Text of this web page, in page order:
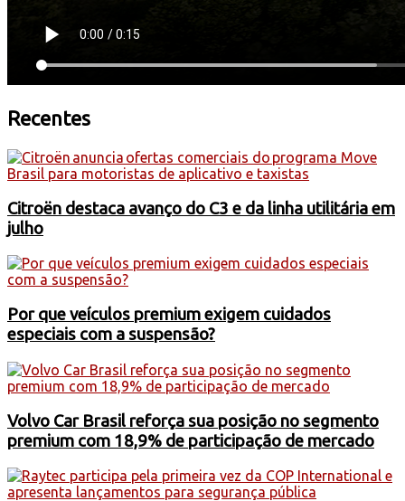
Recentes
Citroën destaca avanço do C3 e da linha utilitária em
julho
Por que veículos premium exigem cuidados
especiais com a suspensão?
Volvo Car Brasil reforça sua posição no segmento
premium com 18,9% de participação de mercado